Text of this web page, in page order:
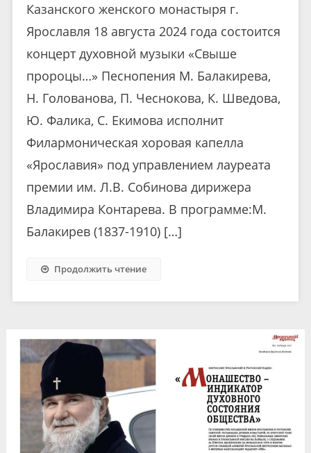
Казанского женского монастыря г.
Ярославля 18 августа 2024 года состоится
концерт духовной музыки «Свыше
пророцы…» Песнопения М. Балакирева,
Н. Голованова, П. Чеснокова, К. Шведова,
Ю. Фалика, С. Екимова исполнит
Филармоническая хоровая капелла
«Ярославия» под управлением лауреата
премии им. Л.В. Собинова дирижера
Владимира Контарева. В программе:М.
Балакирев (1837-1910) […]
Продолжить чтение